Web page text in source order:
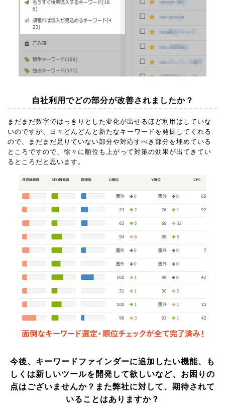
自社利用でどの部分が改善されましたか？
まだまだ数字ではっきりとした変化が出せるほど利用はしていな
いのですが、日々どんどんと新たなキーワードを発掘してくれる
ので、まだまだ足りていない部分や対応すべき部分を埋めている
ところですので、徐々に順位も上がって対策の効果が出てきてい
るところだと思います。
今後、キーワードファインダーに追加したい機能、も
しくは新しいツールを開発して欲しいなど、お困りの
点はございませんか？また弊社に対して、期待されて
いることはありますか？